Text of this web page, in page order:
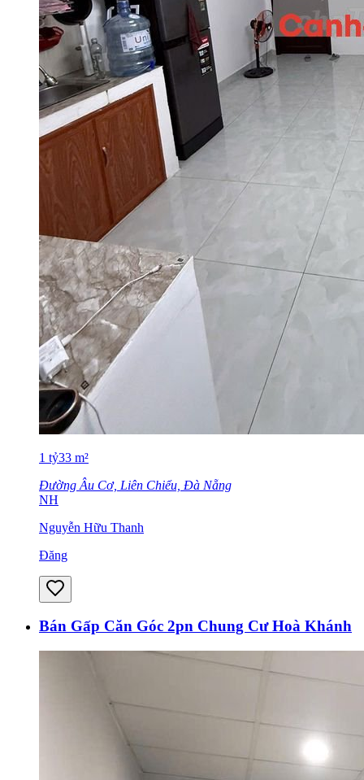
1 tỷ33 m²
Đường Âu Cơ, Liên Chiểu, Đà Nẵng
NH
Nguyễn Hữu Thanh
Đăng
Bán Gấp Căn Góc 2pn Chung Cư Hoà Khánh